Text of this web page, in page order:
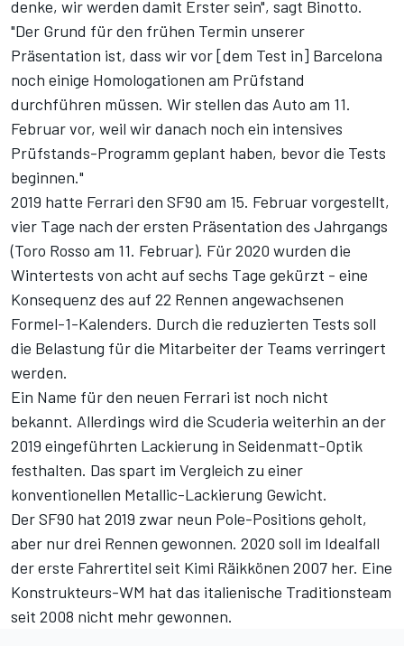
denke, wir werden damit Erster sein", sagt Binotto.
"Der Grund für den frühen Termin unserer
Präsentation ist, dass wir vor [dem Test in] Barcelona
noch einige Homologationen am Prüfstand
durchführen müssen. Wir stellen das Auto am 11.
Februar vor, weil wir danach noch ein intensives
Prüfstands-Programm geplant haben, bevor die Tests
beginnen."
2019 hatte Ferrari den SF90 am 15. Februar vorgestellt,
vier Tage nach der ersten Präsentation des Jahrgangs
(Toro Rosso am 11. Februar). Für 2020 wurden die
Wintertests von acht auf sechs Tage gekürzt - eine
Konsequenz des auf 22 Rennen angewachsenen
Formel-1-Kalenders. Durch die reduzierten Tests soll
die Belastung für die Mitarbeiter der Teams verringert
werden.
Ein Name für den neuen Ferrari ist noch nicht
bekannt. Allerdings wird die Scuderia weiterhin an der
2019 eingeführten Lackierung in Seidenmatt-Optik
festhalten. Das spart im Vergleich zu einer
konventionellen Metallic-Lackierung Gewicht.
Der SF90 hat 2019 zwar neun Pole-Positions geholt,
aber nur drei Rennen gewonnen. 2020 soll im Idealfall
der erste Fahrertitel seit Kimi Räikkönen 2007 her. Eine
Konstrukteurs-WM hat das italienische Traditionsteam
seit 2008 nicht mehr gewonnen.